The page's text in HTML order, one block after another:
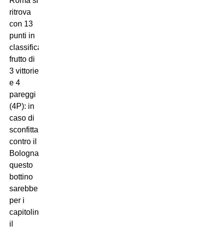
ritrova
con 13
punti in
classifica,
frutto di
3 vittorie
e 4
pareggi
(4P): in
caso di
sconfitta
contro il
Bologna,
questo
bottino
sarebbe
per i
capitolini
il